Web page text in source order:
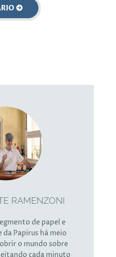
RAMENZONI
de papel e
Papirus há meio
o mundo sobre
cada minuto